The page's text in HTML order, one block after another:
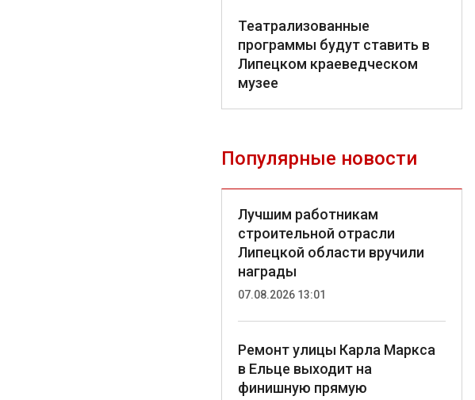
Театрализованные
программы будут ставить в
Липецком краеведческом
музее
Популярные новости
Лучшим работникам
строительной отрасли
Липецкой области вручили
награды
07.08.2026 13:01
Ремонт улицы Карла Маркса
в Ельце выходит на
финишную прямую